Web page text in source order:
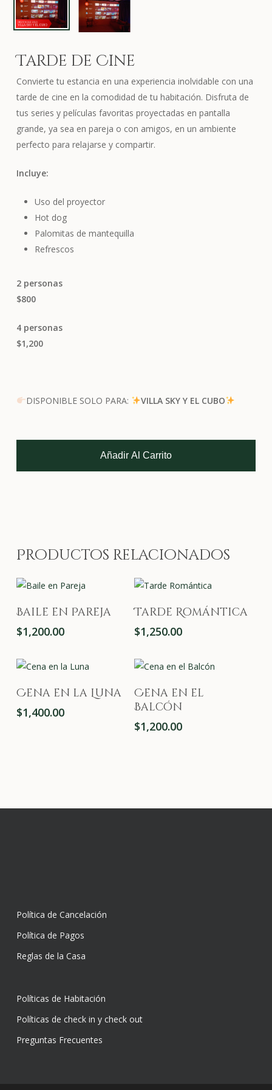
Tarde de Cine
Convierte tu estancia en una experiencia inolvidable con una
tarde de cine en la comodidad de tu habitación. Disfruta de
tus series y películas favoritas proyectadas en pantalla
grande, ya sea en pareja o con amigos, en un ambiente
perfecto para relajarse y compartir.
Incluye:
Uso del proyector
Hot dog
Palomitas de mantequilla
Refrescos
2 personas
$800
4 personas
$1,200
DISPONIBLE SOLO PARA: VILLA SKY Y EL CUBO
Añadir Al Carrito
Productos relacionados
Añadir Al Carrito
Baile en Pareja
$1,200.00
Añadir Al Carrito
Tarde Romántica
$1,250.00
Añadir Al Carrito
Cena en la Luna
$1,400.00
Añadir Al Carrito
Cena en el
Balcón
$1,200.00
Política de Cancelación
Política de Pagos
Reglas de la Casa
Políticas de Habitación
Políticas de check in y check out
Preguntas Frecuentes